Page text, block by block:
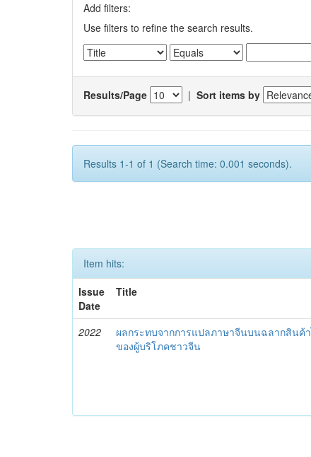
Add filters:
Use filters to refine the search results.
Results/Page | Sort items by
Results 1-1 of 1 (Search time: 0.001 seconds).
Item hits:
Issue
Date
Title
2022
ผลกระทบจากการแปลภาษาจีนบนฉลากสินค้
ของผู้บริโภคชาวจีน